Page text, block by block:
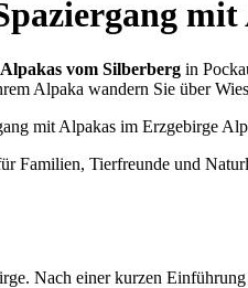
mit
Alpakas vom Silberberg in
Alpaka wandern Sie über
Familien, Tierfreunde und
Nach einer kurzen